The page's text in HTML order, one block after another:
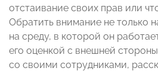
отстаивание своих прав или
Обратить внимание не только
на среду, в которой он
его оценкой с внешней
со своими сотрудниками,